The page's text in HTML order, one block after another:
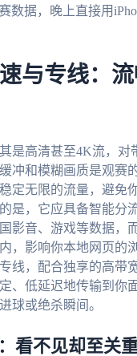
数据，晚上直接用
与专线：
是高清甚至4K流，对
冲和模糊画质是观赛
定无限的流量，避免
是，它应具备智能分
影音、游戏等数据，
，影响你本地网页的
线，配合独享的高带
、低延迟地传输到你
球或绝杀瞬间。
看不见却至关